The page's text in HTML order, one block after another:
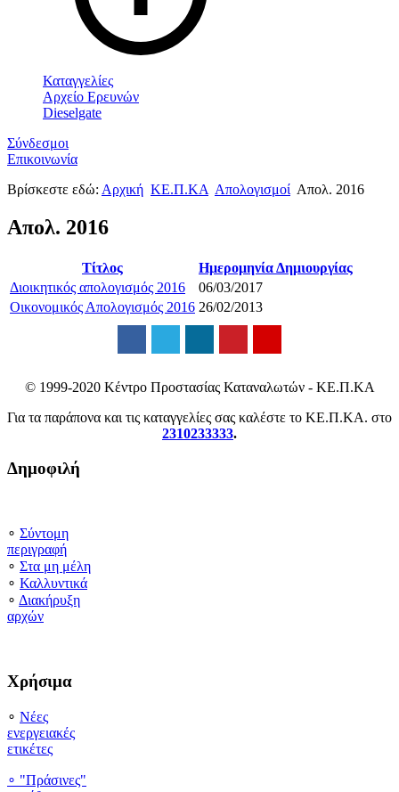
Καταγγελίες
Αρχείο Ερευνών
Dieselgate
Σύνδεσμοι
Επικοινωνία
Βρίσκεστε εδώ: Αρχική ΚΕ.Π.ΚΑ Απολογισμοί Απολ. 2016
Απολ. 2016
Τίτλος
Ημερομηνία Δημιουργίας
Διοικητικός απολογισμός 2016
06/03/2017
Οικονομικός Απολογισμός 2016 26/02/2013
© 1999-2020 Κέντρο Προστασίας Καταναλωτών - ΚΕ.Π.ΚΑ
Για τα παράπονα και τις καταγγελίες σας καλέστε το ΚΕ.Π.ΚΑ. στο
2310233333.
Δημοφιλή
∘ Σύντομη
περιγραφή
∘ Στα μη μέλη
∘ Καλλυντικά
∘ Διακήρυξη
αρχών
Χρήσιμα
∘ Νέες
ενεργειακές
ετικέτες
∘ "Πράσινες"